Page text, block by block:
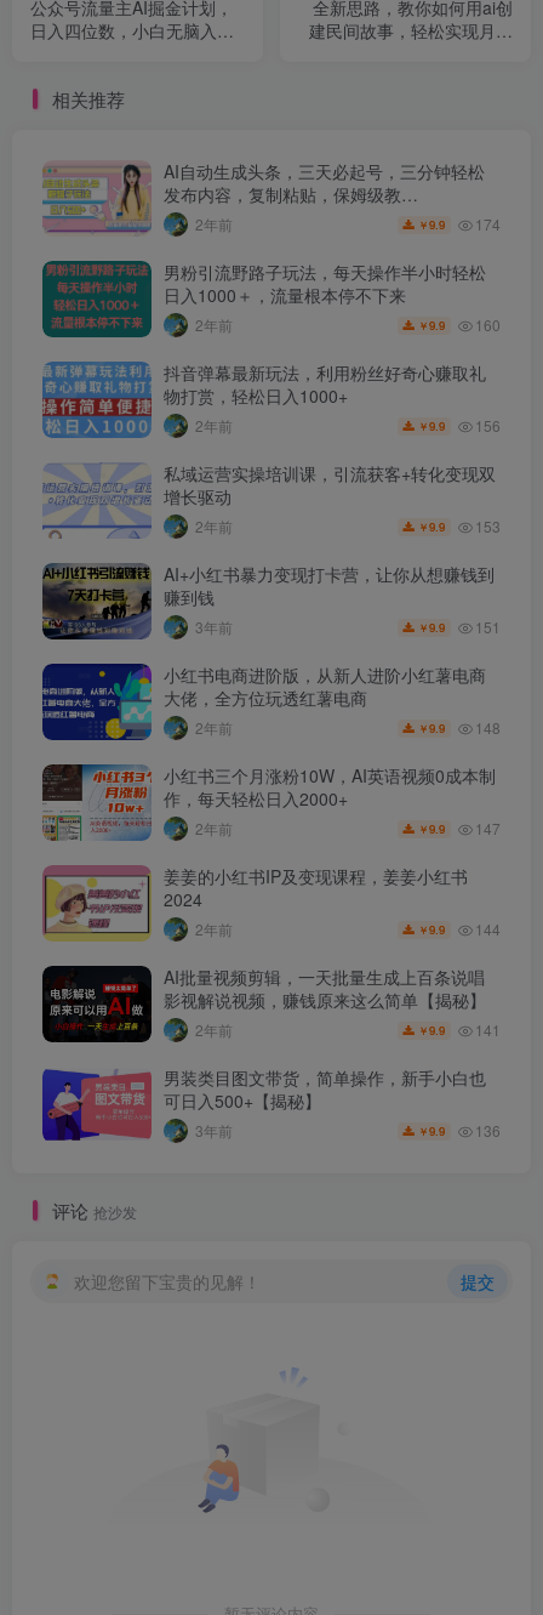
公众号流量主AI掘金计划，
日入四位数，小白无脑入局
全新思路，教你如何用ai创
建民间故事，轻松实现月入
相关推荐
AI自动生成头条，三天必起号，三分钟轻松
发布内容，复制粘贴，保姆级教…
2年前 ￥9.9 174
男粉引流野路子玩法，每天操作半小时轻松
日入1000＋，流量根本停不下来
2年前 ￥9.9 160
抖音弹幕最新玩法，利用粉丝好奇心赚取礼
物打赏，轻松日入1000+
2年前 ￥9.9 156
私域运营实操培训课，引流获客+转化变现双
增长驱动
2年前 ￥9.9 153
AI+小红书暴力变现打卡营，让你从想赚钱到
赚到钱
3年前 ￥9.9 151
小红书电商进阶版，从新人进阶小红薯电商
大佬，全方位玩透红薯电商
2年前 ￥9.9 148
小红书三个月涨粉10W，AI英语视频0成本制
作，每天轻松日入2000+
2年前 ￥9.9 147
姜姜的小红书IP及变现课程，姜姜小红书
2024
2年前 ￥9.9 144
AI批量视频剪辑，一天批量生成上百条说唱
影视解说视频，赚钱原来这么简单【揭秘】
2年前 ￥9.9 141
男装类目图文带货，简单操作，新手小白也
可日入500+【揭秘】
3年前 ￥9.9 136
评论 抢沙发
欢迎您留下宝贵的见解！ 提交